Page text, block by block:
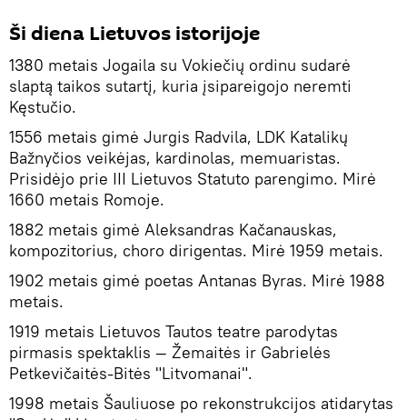
Ši diena Lietuvos istorijoje
1380 metais Jogaila su Vokiečių ordinu sudarė
slaptą taikos sutartį, kuria įsipareigojo neremti
Kęstučio.
1556 metais gimė Jurgis Radvila, LDK Katalikų
Bažnyčios veikėjas, kardinolas, memuaristas.
Prisidėjo prie III Lietuvos Statuto parengimo. Mirė
1660 metais Romoje.
1882 metais gimė Aleksandras Kačanauskas,
kompozitorius, choro dirigentas. Mirė 1959 metais.
1902 metais gimė poetas Antanas Byras. Mirė 1988
metais.
1919 metais Lietuvos Tautos teatre parodytas
pirmasis spektaklis — Žemaitės ir Gabrielės
Petkevičaitės-Bitės "Litvomanai".
1998 metais Šauliuose po rekonstrukcijos atidarytas